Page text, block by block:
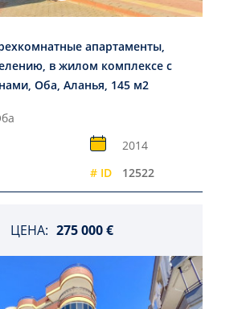
апартаменты,
в жилом комплексе с
Оба, Аланья, 145 м2
2014
# ID 12522
ЦЕНА: 275 000 €